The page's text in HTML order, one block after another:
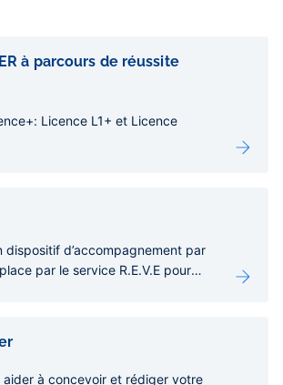
à parcours de réussite
Licence L1+ et Licence
dispositif d’accompagnement par
par le service R.E.V.E pour
aider à concevoir et rédiger votre